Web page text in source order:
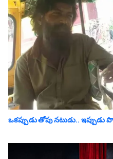
ఒక‌ప్పుడు తోపు న‌టుడు..